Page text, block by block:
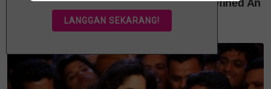
Hanya makan biskut, roti dan mi sahaja kerana
kurang gemar makan nasi,” katanya sambil
kepada mesin penyedut kahak.
Layari portalSinarPlus
untuk info terkini dan